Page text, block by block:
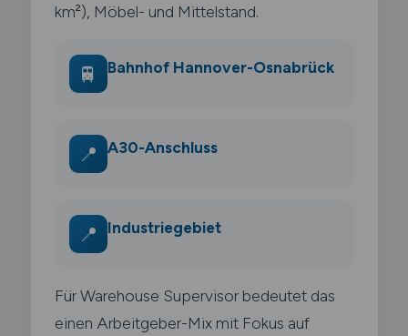
km²), Möbel- und Mittelstand.
🚆 Bahnhof Hannover-Osnabrück
📍 A30-Anschluss
📍 Industriegebiet
Für Warehouse Supervisor bedeutet das
einen Arbeitgeber-Mix mit Fokus auf